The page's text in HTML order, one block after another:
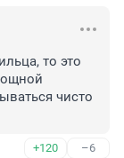
то это
чисто
+120 –6